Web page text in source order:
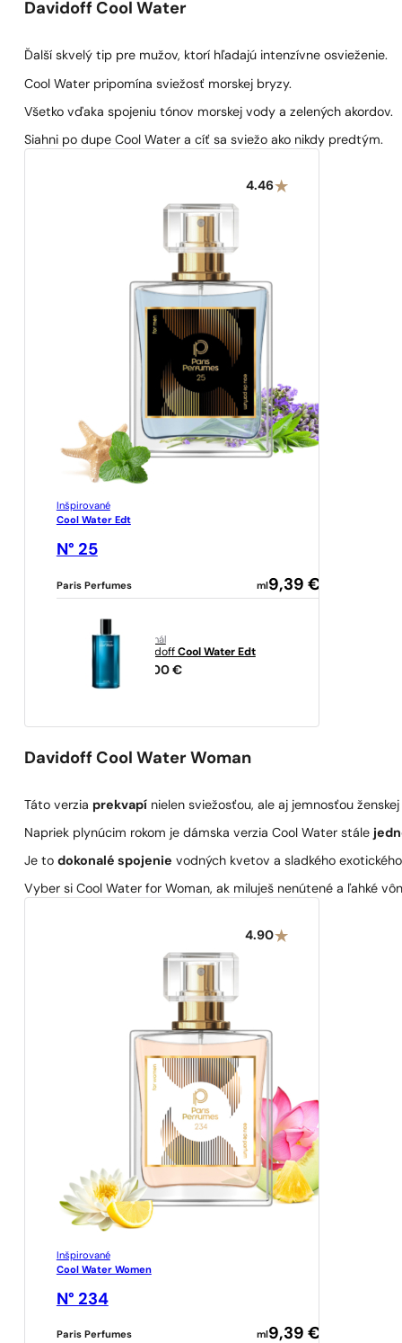
Davidoff Cool Water
Ďalší skvelý tip pre mužov, ktorí hľadajú intenzívne osvieženie.
Cool Water pripomína sviežosť morskej bryzy.
Všetko vďaka spojeniu tónov morskej vody a zelených akordov.
Siahni po dupe Cool Water a cíť sa sviežo ako nikdy predtým.
4.46
Inšpirované
Cool Water Edt
N° 25
Paris Perfumes ml 9,39 €
originál
Davidoff Cool Water Edt
28,00 €
Davidoff Cool Water Woman
Táto verzia prekvapí nielen sviežosťou, ale aj jemnosťou
Napriek plynúcim rokom je dámska verzia Cool Water stále
Je todokonalé spojenie vodných kvetov a sladkého
Vyber si Cool Water for Woman, ak miluješ nenútené a ľahké
4.90
Inšpirované
Cool Water Women
N° 234
Paris Perfumes ml 9,39 €